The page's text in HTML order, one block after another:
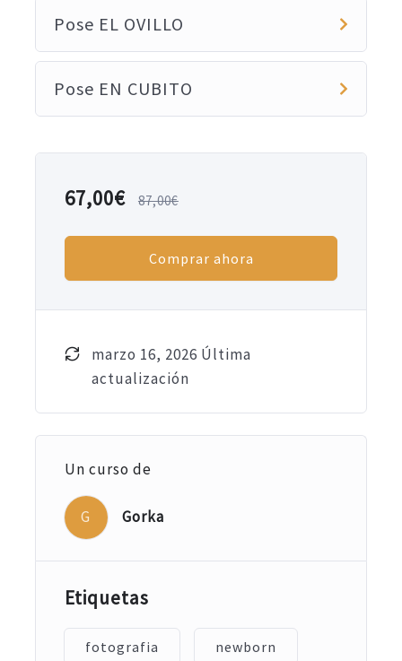
Pose EL OVILLO
Pose EN CUBITO
67,00€ 87,00€
Comprar ahora
marzo 16, 2026 Última
actualización
Un curso de
G Gorka
Etiquetas
fotografia newborn